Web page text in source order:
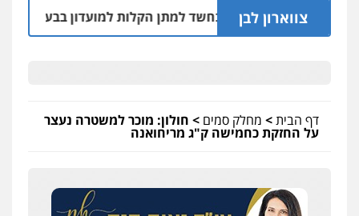
צווארון לבן
שוטרים נחקרו בחשד למתן הקלות למועדון בבעלות אחיו של
דף הבית> מחלק סמים > חולון: מוכר למשטרה נעצר
על החזקת כחמישה ק"ג מריחואנה
פלילי כלכלי אלימות סמים מעצרים
0525544654